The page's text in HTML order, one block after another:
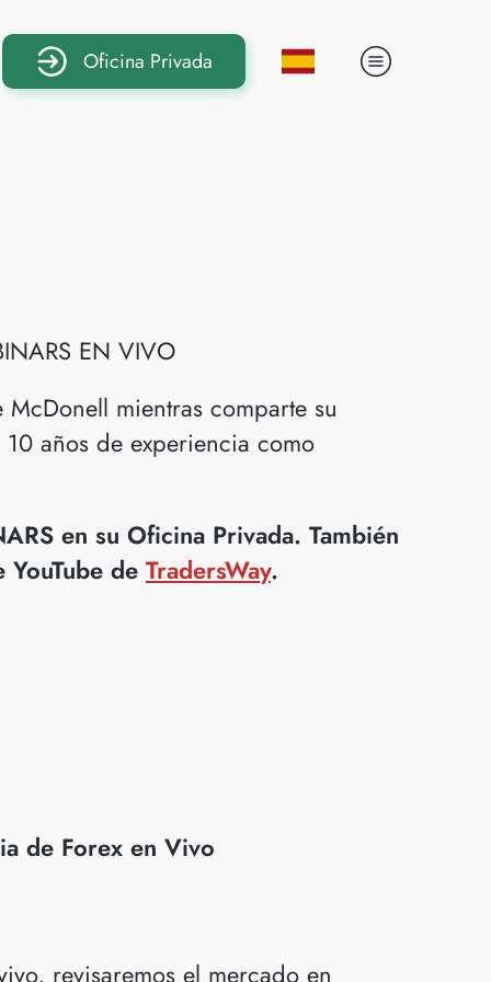
Oficina Privada
EN VIVO
mientras comparte su
años de experiencia como
en su Oficina Privada. También
de TradersWay.
de Forex en Vivo
revisaremos el mercado en